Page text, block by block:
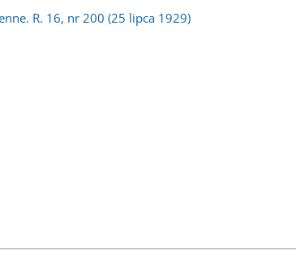
R. 16, nr 200 (25 lipca 1929)